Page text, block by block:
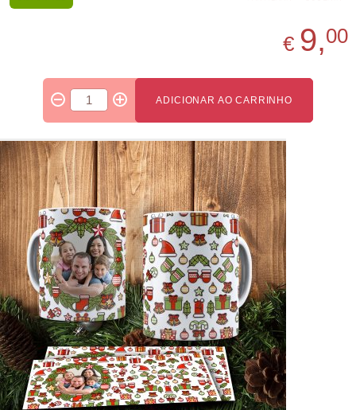
€ 9,00
ADICIONAR AO CARRINHO